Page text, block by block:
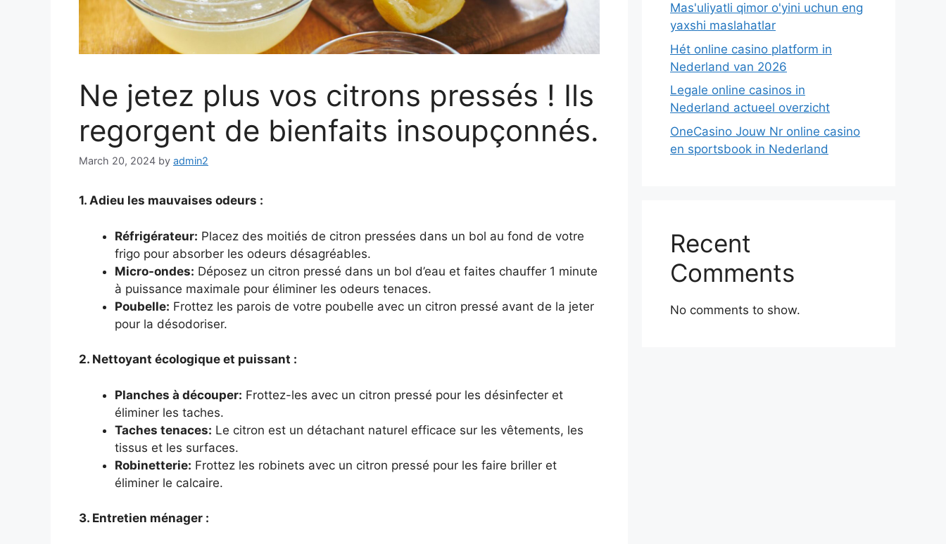
Ne jetez plus vos citrons pressés ! Ils
regorgent de bienfaits insoupçonnés.
March 20, 2024 by admin2
1. Adieu les mauvaises odeurs :
Réfrigérateur: Placez des moitiés de citron pressées dans un bol au fond de votre
frigo pour absorber les odeurs désagréables.
Micro-ondes: Déposez un citron pressé dans un bol d’eau et faites chauffer 1 minute
à puissance maximale pour éliminer les odeurs tenaces.
Poubelle: Frottez les parois de votre poubelle avec un citron pressé avant de la jeter
pour la désodoriser.
2. Nettoyant écologique et puissant :
Planches à découper: Frottez-les avec un citron pressé pour les désinfecter et
éliminer les taches.
Taches tenaces: Le citron est un détachant naturel efficace sur les vêtements, les
tissus et les surfaces.
Robinetterie: Frottez les robinets avec un citron pressé pour les faire briller et
éliminer le calcaire.
3. Entretien ménager :
Mas'uliyatli qimor o'yini uchun eng
yaxshi maslahatlar
Hét online casino platform in
Nederland van 2026
Legale online casinos in
Nederland actueel overzicht
OneCasino Jouw Nr online casino
en sportsbook in Nederland
Recent
Comments
No comments to show.